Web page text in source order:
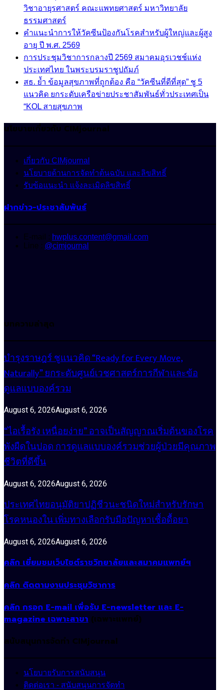
วิชาอายุรศาสตร์ คณะแพทยศาสตร์ มหาวิทยาลัย
ธรรมศาสตร์
คำแนะนำการให้วัคซีนป้องกันโรคสำหรับผู้ใหญ่และผู้สูง
อายุ ปี พ.ศ. 2569
การประชุมวิชาการกลางปี 2569 สมาคมอุรเวชช์แห่ง
ประเทศไทย ในพระบรมราชูปถัมภ์
สธ. ย้ำ ข้อมูลสุขภาพที่ถูกต้อง คือ “วัคซีนที่ดีที่สุด” ชู 5
แนวคิด ยกระดับเครือข่ายประชาสัมพันธ์ทั่วประเทศเป็น
“KOL สายสุขภาพ
นโยบายเกี่ยวกับ CIMjournal
เกี่ยวกับ CIMjournal
นโยบายด้านการจัดทำต้นฉบับ และลิขสิทธิ์
รับข้อแนะนำ แจ้งละเมิดลิขสิทธิ์
ฝากข่าว-ประชาสัมพันธ์
E-mail : hwplus.content@gmail.com
Line : @cimjournal
บทความล่าสุด
บำรุงราษฎร์ ชูแนวคิด “Ready for Every Move,
Naturally” ยกระดับศูนย์เวชศาสตร์การกีฬาและข้อ
ดูแลแบบองค์รวม
August 6, 2026August 6, 2026
“ไอเรื้อรัง เหนื่อยง่าย” อาจเป็นสัญญาณเริ่มต้นของโรค
พังผืดในปอด การดูแลแบบองค์รวมช่วยผู้ป่วยมีคุณภาพ
ชีวิตที่ดีขึ้น
August 6, 2026August 6, 2026
ประเทศไทยอนุมัติยาปฏิชีวนะชนิดใหม่สำหรับรักษา
โรคหนองใน เพิ่มทางเลือกรับมือปัญหาเชื้อดื้อยา
August 6, 2026August 6, 2026
คลิก เยี่ยมชมเว็บไซต์ราชวิทยาลัยและสมาคมแพทย์ฯ
คลิก ติดตามงานประชุมวิชาการ
คลิก กรอก E-mail เพื่อรับ E-newsletter และ E-
magazine เฉพาะสาขา (เฉพาะแพทย์)
สนับสนุนการจัดทำ CIMjournal
นโยบายรับการสนับสนุน
ติดต่อเรา - สนับสนุนการจัดทำ